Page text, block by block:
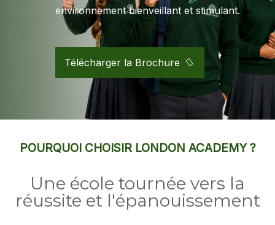
environnement bienveillant et stimulant.
Télécharger la Brochure
POURQUOI CHOISIR LONDON ACADEMY ?
Une école tournée vers la
réussite et l'épanouissement